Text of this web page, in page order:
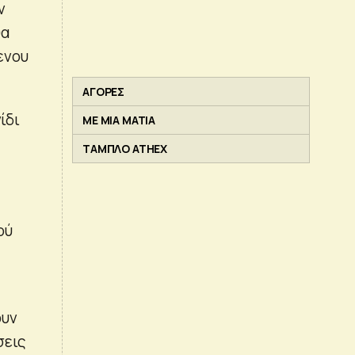
ΑΓΟΡΕΣ
ΜΕ ΜΙΑ ΜΑΤΙΑ
ΤΑΜΠΛΟ ATHEX